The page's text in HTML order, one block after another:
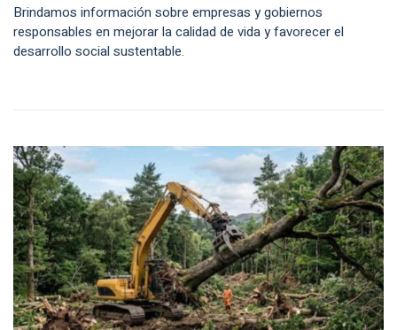
Brindamos información sobre empresas y gobiernos
responsables en mejorar la calidad de vida y favorecer el
desarrollo social sustentable.